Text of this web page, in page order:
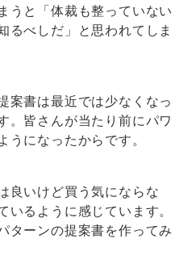
うと「体裁も整っていない
るべしだ」と思われてしま
案書は最近では少なくなっ
。皆さんが当たり前にパワ
うになったからです。
良いけど買う気にならな
いるように感じています。
ターンの提案書を作ってみ